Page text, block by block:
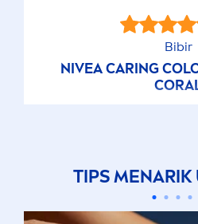
Bibir
NIVEACARING
TIPSMENARIK